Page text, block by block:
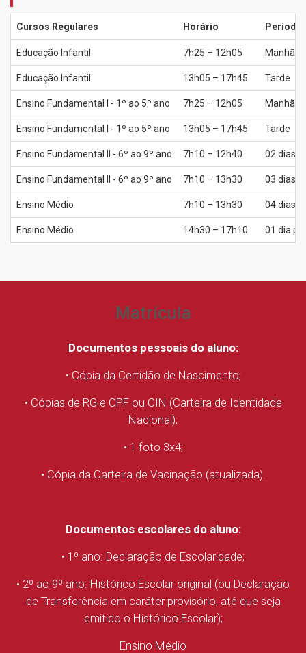
Cursos Regulares Horário Período
Educação Infantil 7h25 – 12h05 Manhã
Educação Infantil 13h05 – 17h45 Tarde
Ensino Fundamental I - 1º ao 5º ano 7h25 – 12h05 Manhã
Ensino Fundamental I - 1º ao 5º ano 13h05 – 17h45 Tarde
Ensino Fundamental II - 6º ao 9º ano 7h10 – 12h40 02 dias
Ensino Fundamental II - 6º ao 9º ano 7h10 – 13h30 03 dias
Ensino Médio 7h10 – 13h30 04 dias
Ensino Médio 14h30 – 17h10 01 dia
Matrícula
Documentos pessoais do aluno:
• Cópia da Certidão de Nascimento;
• Cópias de RG e CPF ou CIN (Carteira de Identidade
Nacional);
• 1 foto 3x4;
• Cópia da Carteira de Vacinação (atualizada).
Documentos escolares do aluno:
• 1º ano: Declaração de Escolaridade;
• 2º ao 9º ano: Histórico Escolar original (ou Declaração
de Transferência em caráter provisório, até que seja
emitido o Histórico Escolar);
Ensino Médio